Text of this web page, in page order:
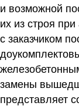
и возможной
их из строя
с заказчиком
замены
представляет